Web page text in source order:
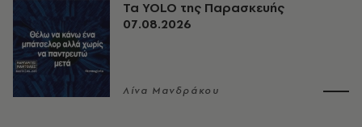
Τα YOLO της Παρασκευής
07.08.2026
Λίνα Μανδράκου